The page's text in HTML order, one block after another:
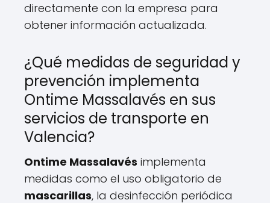
directamente con la empresa para
obtener información actualizada.
¿Qué medidas de seguridad y
prevención implementa
Ontime Massalavés en sus
servicios de transporte en
Valencia?
Ontime Massalavés implementa
medidas como el uso obligatorio de
mascarillas, la desinfección periódica